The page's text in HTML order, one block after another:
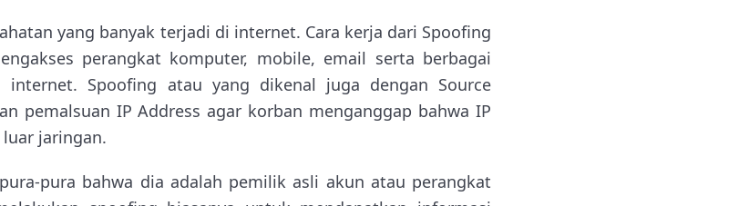
yang banyak terjadi di internet. Cara kerja dari Spoofing
perangkat komputer, mobile, email serta berbagai
internet. Spoofing atau yang dikenal juga dengan Source
pemalsuan IP Address agar korban menganggap bahwa IP
jaringan.
pura bahwa dia adalah pemilik asli akun atau perangkat